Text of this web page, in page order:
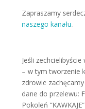
Zapraszamy
naszego kanału.
Jeśli
– w tym tworzenie
zdrowie
dane do przelewu:
Pokoleń